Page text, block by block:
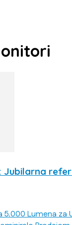
Jubilarna
5.000 Lumena za